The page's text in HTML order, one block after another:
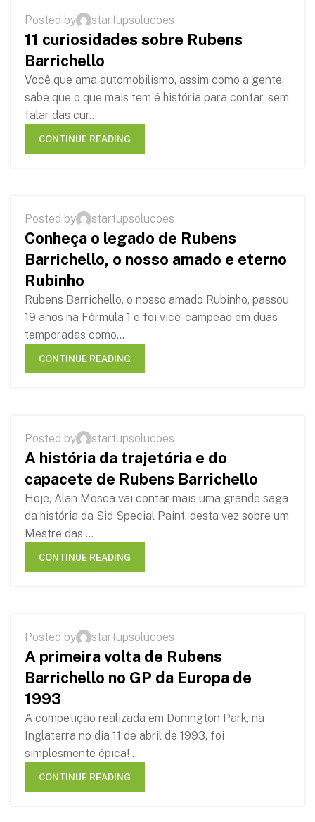
07
Posted by startupsolucoes
11 curiosidades sobre Rubens
Barrichello
Você que ama automobilismo, assim como a gente,
sabe que o que mais tem é história para contar, sem
falar das cur...
CONTINUE READING
04
Posted by startupsolucoes
Conheça o legado de Rubens
Barrichello, o nosso amado e eterno
Rubinho
Rubens Barrichello, o nosso amado Rubinho, passou
19 anos na Fórmula 1 e foi vice-campeão em duas
temporadas como...
CONTINUE READING
02
Posted by startupsolucoes
A história da trajetória e do
capacete de Rubens Barrichello
Hoje, Alan Mosca vai contar mais uma grande saga
da história da Sid Special Paint, desta vez sobre um
Mestre das ...
CONTINUE READING
12
Posted by startupsolucoes
A primeira volta de Rubens
Barrichello no GP da Europa de
1993
A competição realizada em Donington Park, na
Inglaterra no dia 11 de abril de 1993, foi
simplesmente épica! ...
CONTINUE READING